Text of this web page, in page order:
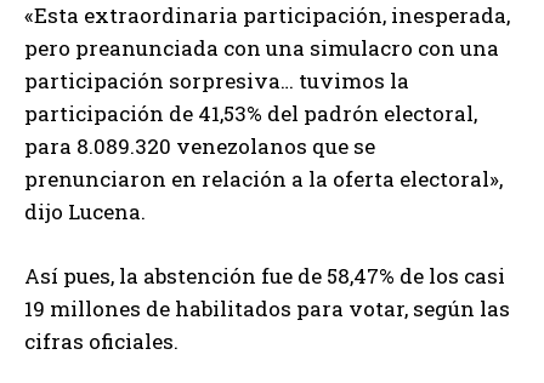
«Esta extraordinaria participación, inesperada,
pero preanunciada con una simulacro con una
participación sorpresiva… tuvimos la
participación de 41,53% del padrón electoral,
para 8.089.320 venezolanos que se
prenunciaron en relación a la oferta electoral»,
dijo Lucena.
Así pues, la abstención fue de 58,47% de los casi
19 millones de habilitados para votar, según las
cifras oficiales.